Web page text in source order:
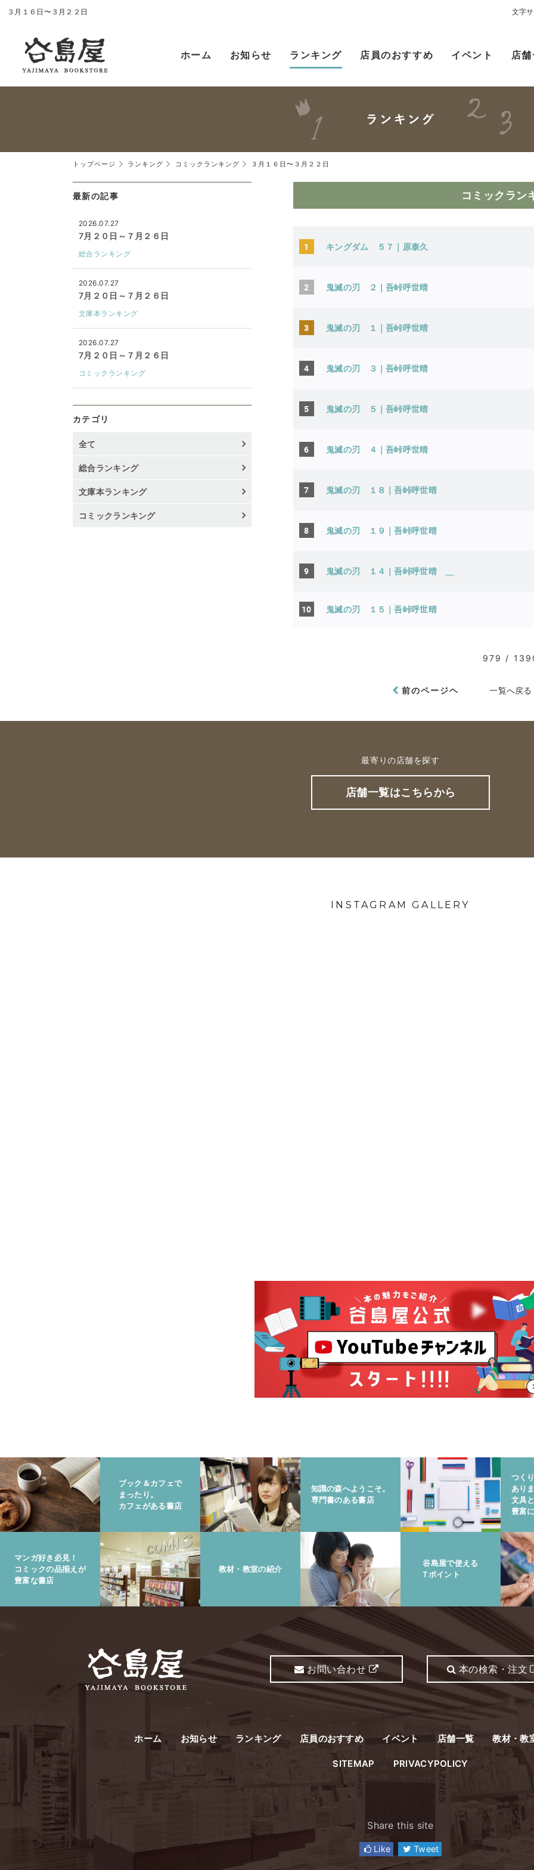
３月１６日〜３月２２日 文字
ホーム お知らせ ランキング 店員のおすすめ イベント 店
トップページ ランキング コミックランキング ３月１６日〜３月２２日
コミックラン
1 キングダム ５７｜原泰久
2 鬼滅の刃 ２｜吾峠呼世
3 鬼滅の刃 １｜吾峠呼世晴
4 鬼滅の刃 ３｜吾峠呼世晴
5 鬼滅の刃 ５｜吾峠呼世晴
6 鬼滅の刃 ４｜吾峠呼世晴
7 鬼滅の刃 １８｜吾峠呼世
8 鬼滅の刃 １９｜吾峠呼世
9 鬼滅の刃 １４｜吾峠呼世晴
10 鬼滅の刃 １５｜吾峠呼世
979 /
前のページヘ 一覧へ戻る
最新の記事
2026.07.27
7月２０日～７月２６日
総合ランキング
2026.07.27
7月２０日～７月２６日
文庫本ランキング
2026.07.27
7月２０日～７月２６日
コミックランキング
カテゴリ
全て
総合ランキング
文庫本ランキング
コミックランキング
最寄りの店舗を探す
店舗一覧はこちらから
INSTAGRAM GALLERY
ブック＆カフェで
まったり。
カフェがある書店
知識の森へようこそ。
専門書のある書店
つく
ありま
文具
豊富
マンガ好き必見！
コミックの品揃えが
豊富な書店
教材・教室の紹介
谷島屋で使える
Tポイント
お問い合わせ 本の検索・注文
ホーム お知らせ ランキング 店員のおすすめ イベント 店舗一覧 教材・教
SITEMAP PRIVACYPOLICY
Share this site
Like Tweet